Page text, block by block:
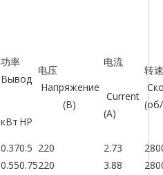
功率
Вывод
电压
Напряжение
(В)
电流
Current
(A)
кВт HP
0.370.5 220 2.73
0.550.75220 3.88